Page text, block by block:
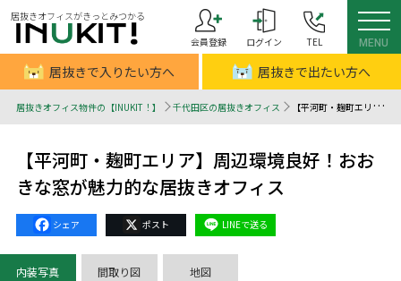
居抜きオフィスがきっとみつかる
会員登録
ログイン TEL MENU
居抜きで入りたい方へ 居抜きで出たい方へ
居抜きオフィス物件の【INUKIT！】 千代田区の居抜きオフィス 【平河町・麹町エリア】周辺環境良好！おおきな窓が魅力的な居抜きオフィス - 居抜きオフィスはINUKIT！（イヌキット）
【平河町・麹町エリア】周辺環境良好！おお
きな窓が魅力的な居抜きオフィス
Facebook
X Line
内装写真 間取り図 地図